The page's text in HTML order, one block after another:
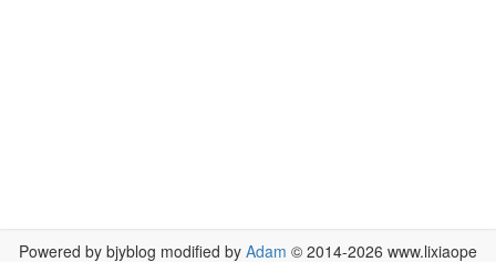
Powered by bjyblog modified by Adam © 2014-2026 www.lixiaope